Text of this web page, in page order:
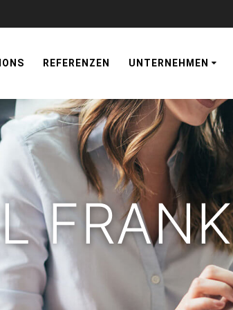
REFERENZEN UNTERNEHMEN
FRANK